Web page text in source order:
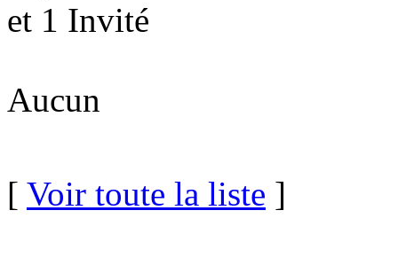
et 1 Invité
Aucun
[ Voir toute la liste ]